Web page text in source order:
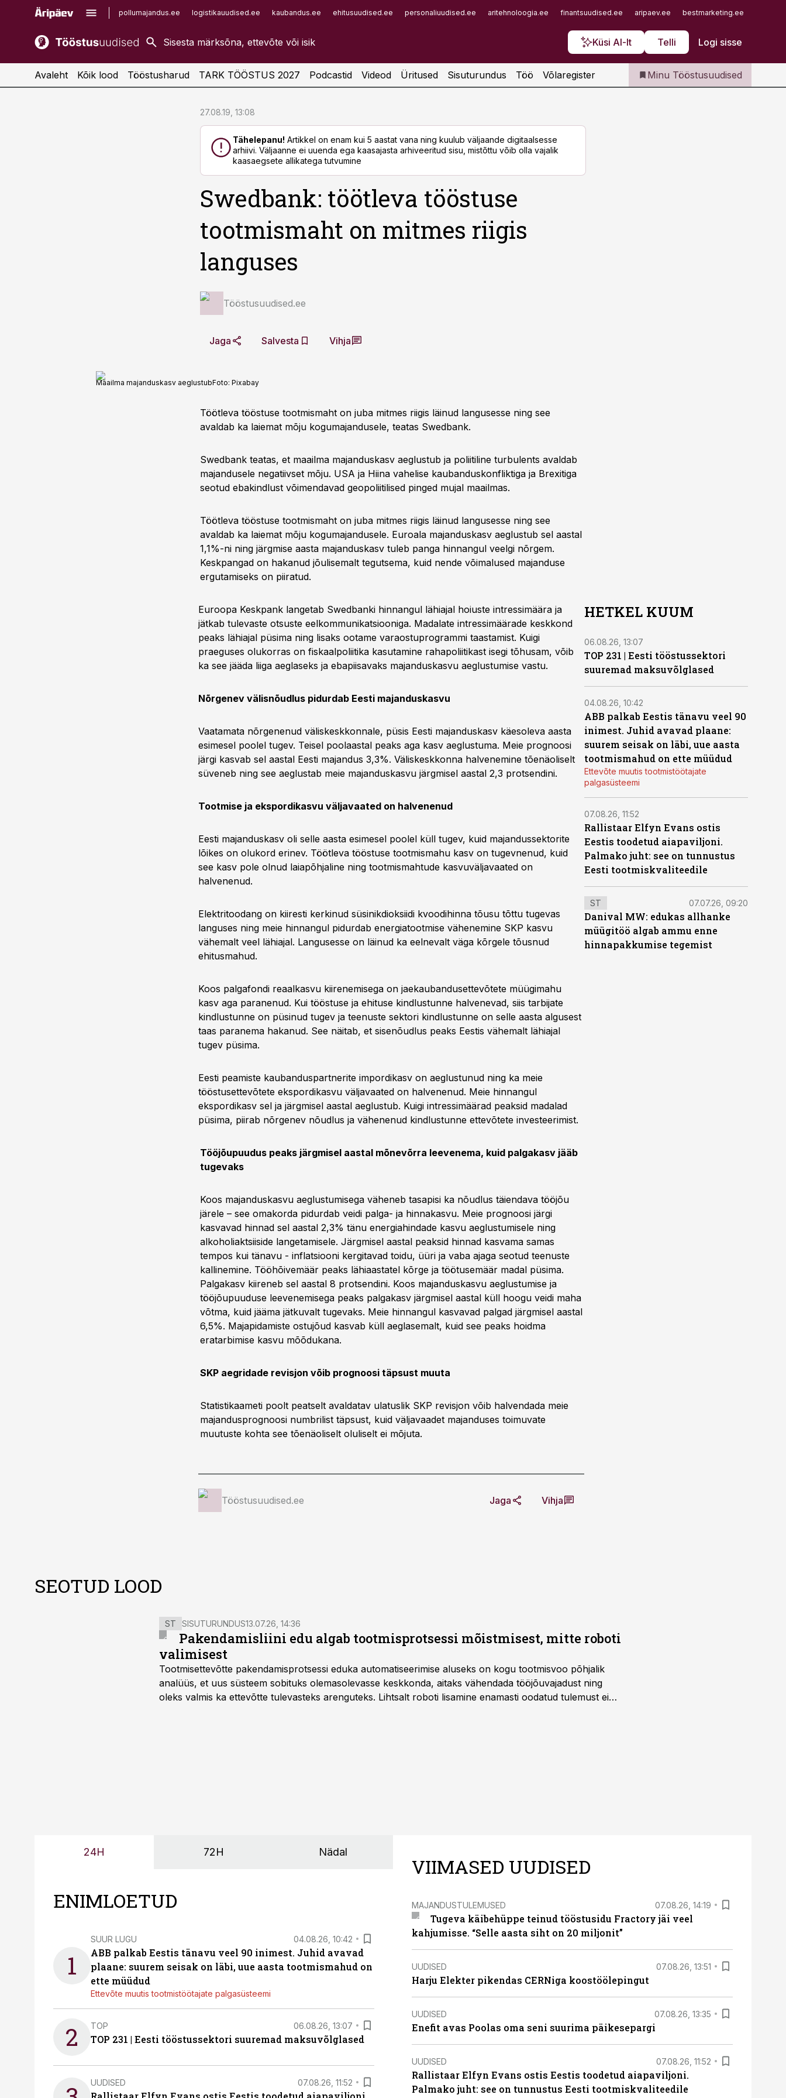
pollumajandus.ee logistikauudised.ee kaubandus.ee ehitusuudised.ee personaliuudised.ee aritehnoloogia.ee finantsuudised.ee aripaev.ee bestmarketing.ee
Küsi AI-lt Telli Logi sisse
kaubandus.ee
kinnisvarauudised.ee
imelineajalugu.ee
Infopank
Iseteenindus
Telli Tööstusuudised
Avaleht Kõik lood Tööstusharud TARK TÖÖSTUS 2027 Podcastid Videod Üritused Sisuturundus Töö Võlaregister Minu Tööstusuudised
27.08.19, 13:08
Tähelepanu! Artikkel on enam kui 5 aastat vana ning kuulub väljaande digitaalsesse
arhiivi. Väljaanne ei uuenda ega kaasajasta arhiveeritud sisu, mistõttu võib olla vajalik
kaasaegsete allikatega tutvumine
Swedbank: töötleva tööstuse
tootmismaht on mitmes riigis
languses
Tööstusuudised.ee
Jaga Salvesta Vihja
Maailma majanduskasv aeglustubFoto: Pixabay
Töötleva tööstuse tootmismaht on juba mitmes riigis läinud langusesse ning see
avaldab ka laiemat mõju kogumajandusele, teatas Swedbank.
Swedbank teatas, et maailma majanduskasv aeglustub ja poliitiline turbulents avaldab
majandusele negatiivset mõju. USA ja Hiina vahelise kaubanduskonfliktiga ja Brexitiga
seotud ebakindlust võimendavad geopoliitilised pinged mujal maailmas.
Töötleva tööstuse tootmismaht on juba mitmes riigis läinud langusesse ning see
avaldab ka laiemat mõju kogumajandusele. Euroala majanduskasv aeglustub sel aastal
1,1%-ni ning järgmise aasta majanduskasv tuleb panga hinnangul veelgi nõrgem.
Keskpangad on hakanud jõulisemalt tegutsema, kuid nende võimalused majanduse
ergutamiseks on piiratud.
Euroopa Keskpank langetab Swedbanki hinnangul lähiajal hoiuste intressimäära ja
jätkab tulevaste otsuste eelkommunikatsiooniga. Madalate intressimäärade keskkond
peaks lähiajal püsima ning lisaks ootame varaostuprogrammi taastamist. Kuigi
praeguses olukorras on fiskaalpoliitika kasutamine rahapoliitikast isegi tõhusam, võib
ka see jääda liiga aeglaseks ja ebapiisavaks majanduskasvu aeglustumise vastu.
Nõrgenev välisnõudlus pidurdab Eesti majanduskasvu
Vaatamata nõrgenenud väliskeskkonnale, püsis Eesti majanduskasv käesoleva aasta
esimesel poolel tugev. Teisel poolaastal peaks aga kasv aeglustuma. Meie prognoosi
järgi kasvab sel aastal Eesti majandus 3,3%. Väliskeskkonna halvenemine tõenäoliselt
süveneb ning see aeglustab meie majanduskasvu järgmisel aastal 2,3 protsendini.
Tootmise ja ekspordikasvu väljavaated on halvenenud
Eesti majanduskasv oli selle aasta esimesel poolel küll tugev, kuid majandussektorite
lõikes on olukord erinev. Töötleva tööstuse tootmismahu kasv on tugevnenud, kuid
see kasv pole olnud laiapõhjaline ning tootmismahtude kasvuväljavaated on
halvenenud.
Elektritoodang on kiiresti kerkinud süsinikdioksiidi kvoodihinna tõusu tõttu tugevas
languses ning meie hinnangul pidurdab energiatootmise vähenemine SKP kasvu
vähemalt veel lähiajal. Langusesse on läinud ka eelnevalt väga kõrgele tõusnud
ehitusmahud.
Koos palgafondi reaalkasvu kiirenemisega on jaekaubandusettevõtete müügimahu
kasv aga paranenud. Kui tööstuse ja ehituse kindlustunne halvenevad, siis tarbijate
kindlustunne on püsinud tugev ja teenuste sektori kindlustunne on selle aasta algusest
taas paranema hakanud. See näitab, et sisenõudlus peaks Eestis vähemalt lähiajal
tugev püsima.
Eesti peamiste kaubanduspartnerite impordikasv on aeglustunud ning ka meie
tööstusettevõtete ekspordikasvu väljavaated on halvenenud. Meie hinnangul
ekspordikasv sel ja järgmisel aastal aeglustub. Kuigi intressimäärad peaksid madalad
püsima, piirab nõrgenev nõudlus ja vähenenud kindlustunne ettevõtete investeerimist.
HETKEL KUUM
06.08.26, 13:07
TOP 231 | Eesti tööstussektori
suuremad maksuvõlglased
04.08.26, 10:42
ABB palkab Eestis tänavu veel 90
inimest. Juhid avavad plaane:
suurem seisak on läbi, uue aasta
tootmismahud on ette müüdud
Ettevõte muutis tootmistöötajate
palgasüsteemi
07.08.26, 11:52
Rallistaar Elfyn Evans ostis
Eestis toodetud aiapaviljoni.
Palmako juht: see on tunnustus
Eesti tootmiskvaliteedile
ST 07.07.26, 09:20
Danival MW: edukas allhanke
müügitöö algab ammu enne
hinnapakkumise tegemist
Tööjõupuudus peaks järgmisel aastal mõnevõrra leevenema, kuid palgakasv jääb
tugevaks
Koos majanduskasvu aeglustumisega väheneb tasapisi ka nõudlus täiendava tööjõu
järele – see omakorda pidurdab veidi palga- ja hinnakasvu. Meie prognoosi järgi
kasvavad hinnad sel aastal 2,3% tänu energiahindade kasvu aeglustumisele ning
alkoholiaktsiiside langetamisele. Järgmisel aastal peaksid hinnad kasvama samas
tempos kui tänavu - inflatsiooni kergitavad toidu, üüri ja vaba ajaga seotud teenuste
kallinemine. Tööhõivemäär peaks lähiaastatel kõrge ja töötusemäär madal püsima.
Palgakasv kiireneb sel aastal 8 protsendini. Koos majanduskasvu aeglustumise ja
tööjõupuuduse leevenemisega peaks palgakasv järgmisel aastal küll hoogu veidi maha
võtma, kuid jääma jätkuvalt tugevaks. Meie hinnangul kasvavad palgad järgmisel aastal
6,5%. Majapidamiste ostujõud kasvab küll aeglasemalt, kuid see peaks hoidma
eratarbimise kasvu mõõdukana.
SKP aegridade revisjon võib prognoosi täpsust muuta
Statistikaameti poolt peatselt avaldatav ulatuslik SKP revisjon võib halvendada meie
majandusprognoosi numbrilist täpsust, kuid väljavaadet majanduses toimuvate
muutuste kohta see tõenäoliselt oluliselt ei mõjuta.
Tööstusuudised.ee Jaga Vihja
SEOTUD LOOD
ST SISUTURUNDUS13.07.26, 14:36
Pakendamisliini edu algab tootmisprotsessi mõistmisest, mitte roboti
valimisest
Tootmisettevõtte pakendamisprotsessi eduka automatiseerimise aluseks on kogu tootmisvoo põhjalik
analüüs, et uus süsteem sobituks olemasolevasse keskkonda, aitaks vähendada tööjõuvajadust ning
oleks valmis ka ettevõtte tulevasteks arenguteks. Lihtsalt roboti lisamine enamasti oodatud tulemust ei
24H 72H Nädal
ENIMLOETUD
1
SUUR LUGU 04.08.26, 10:42
ABB palkab Eestis tänavu veel 90 inimest. Juhid avavad
plaane: suurem seisak on läbi, uue aasta tootmismahud on
ette müüdud
Ettevõte muutis tootmistöötajate palgasüsteemi
2 TOP 06.08.26, 13:07
TOP 231 | Eesti tööstussektori suuremad maksuvõlglased
UUDISED 07.08.26, 11:52
VIIMASED UUDISED
MAJANDUSTULEMUSED 07.08.26, 14:19
Tugeva käibehüppe teinud tööstusidu Fractory jäi veel
kahjumisse. “Selle aasta siht on 20 miljonit”
UUDISED 07.08.26, 13:51
Harju Elekter pikendas CERNiga koostöölepingut
UUDISED 07.08.26, 13:35
Enefit avas Poolas oma seni suurima päikesepargi
UUDISED 07.08.26, 11:52
Rallistaar Elfyn Evans ostis Eestis toodetud aiapaviljoni.
Palmako juht: see on tunnustus Eesti tootmiskvaliteedile